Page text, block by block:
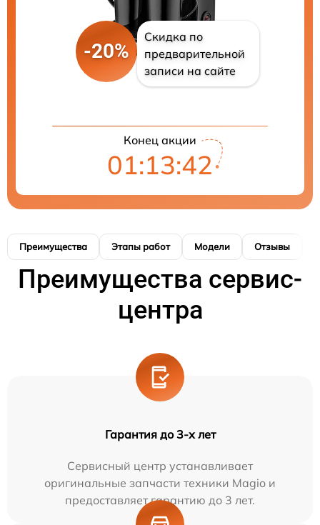
-20%
Скидка по
предварительной
записи на сайте
Конец акции
01:13:41
Преимущества Этапы работ Модели Отзывы
Преимущества сервис-
центра
Гарантия до 3-х лет
Сервисный центр устанавливает
оригинальные запчасти техники Magio и
предоставляет гарантию до 3 лет.